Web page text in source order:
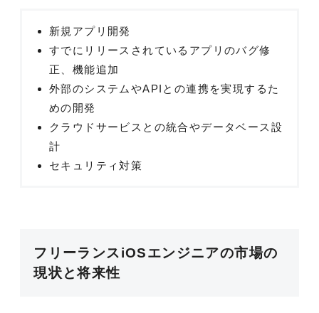
新規アプリ開発
すでにリリースされているアプリのバグ修
正、機能追加
外部のシステムやAPIとの連携を実現するた
めの開発
クラウドサービスとの統合やデータベース設
計
セキュリティ対策
フリーランスiOSエンジニアの市場の
現状と将来性